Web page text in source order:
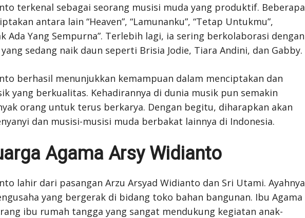
terkenal sebagai seorang musisi muda yang produktif. Beberapa
antara lain “Heaven”, “Lamunanku”, “Tetap Untukmu”,
Ada Yang Sempurna”. Terlebih lagi, ia sering berkolaborasi dengan
sedang naik daun seperti Brisia Jodie, Tiara Andini, dan Gabby.
berhasil menunjukkan kemampuan dalam menciptakan dan
yang berkualitas. Kehadirannya di dunia musik pun semakin
orang untuk terus berkarya. Dengan begitu, diharapkan akan
dan musisi-musisi muda berbakat lainnya di Indonesia.
Agama Arsy Widianto
lahir dari pasangan Arzu Arsyad Widianto dan Sri Utami. Ayahnya
yang bergerak di bidang toko bahan bangunan. Ibu Agama
ibu rumah tangga yang sangat mendukung kegiatan anak-